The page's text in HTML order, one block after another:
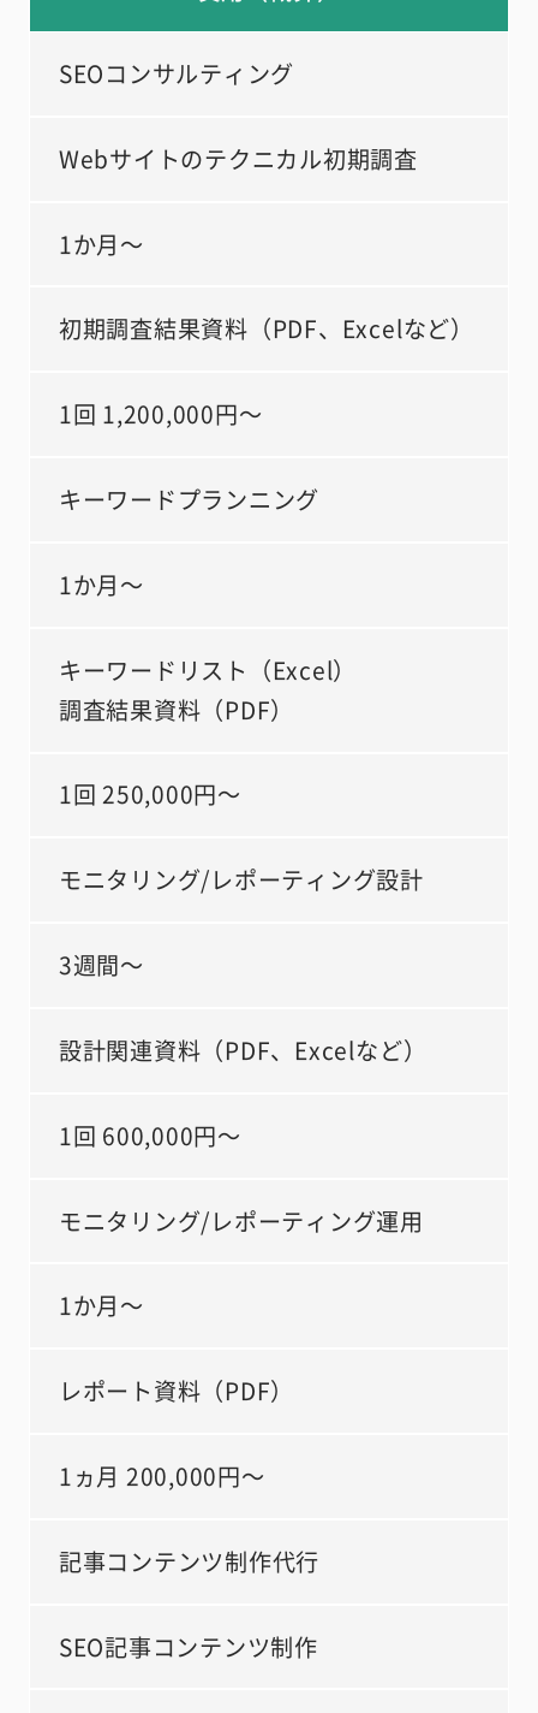
SEOコンサルティング
Webサイトのテクニカル初期調査
1か月～
初期調査結果資料（PDF、Excelなど）
1回 1,200,000円～
キーワードプランニング
1か月～
キーワードリスト（Excel）
調査結果資料（PDF）
1回 250,000円～
モニタリング/レポーティング設計
3週間～
設計関連資料（PDF、Excelなど）
1回 600,000円～
モニタリング/レポーティング運用
1か月～
レポート資料（PDF）
1ヵ月 200,000円～
記事コンテンツ制作代行
SEO記事コンテンツ制作